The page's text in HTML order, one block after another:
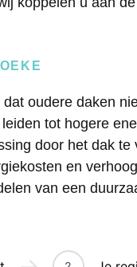
oudere daken
tot hogere
door het dak
en
van een